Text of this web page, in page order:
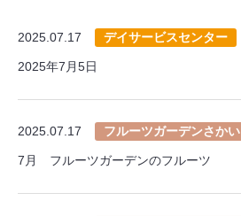
2025.07.17 デイサービスセンター
2025年7月5日
2025.07.17 フルーツガーデンさかい
7月 フルーツガーデンのフルーツ